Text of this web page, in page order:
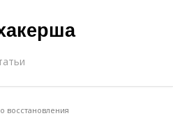
восстановления